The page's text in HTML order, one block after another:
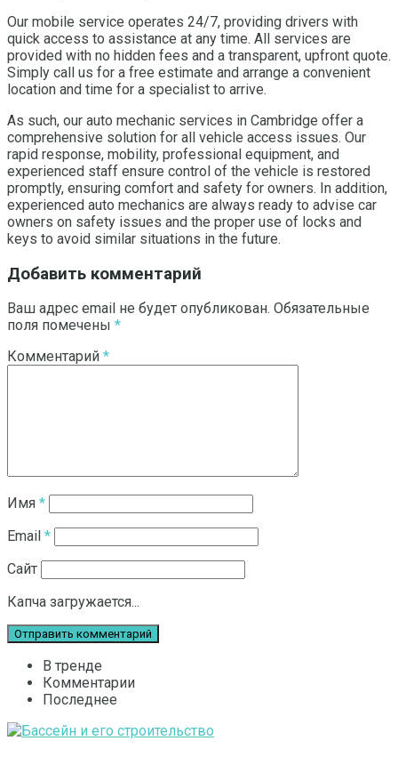
Our mobile service operates 24/7, providing drivers with
quick access to assistance at any time. All services are
provided with no hidden fees and a transparent, upfront quote.
Simply call us for a free estimate and arrange a convenient
location and time for a specialist to arrive.
As such, our auto mechanic services in Cambridge offer a
comprehensive solution for all vehicle access issues. Our
rapid response, mobility, professional equipment, and
experienced staff ensure control of the vehicle is restored
promptly, ensuring comfort and safety for owners. In addition,
experienced auto mechanics are always ready to advise car
owners on safety issues and the proper use of locks and
keys to avoid similar situations in the future.
Добавить комментарий
Ваш адрес email не будет опубликован. Обязательные
поля помечены *
Комментарий *
Имя *
Email *
Сайт
Капча загружается...
В тренде
Комментарии
Последнее